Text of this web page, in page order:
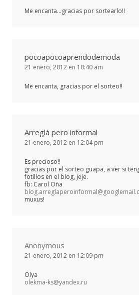
Me encanta…gracias por sortearlo!!
pocoapocoaprendodemoda
21 enero, 2012 en 10:40 am
Me encanta, gracias por el sorteo!!
Arreglá pero informal
21 enero, 2012 en 12:04 pm
Es precioso!!
gracias por el sorteo guapa, a ver si
fotillos en el blog, jeje.
fb: Carol Oña
muxus!
Anonymous
21 enero, 2012 en 12:09 pm
Olya
olekma-ks@yandex.ru